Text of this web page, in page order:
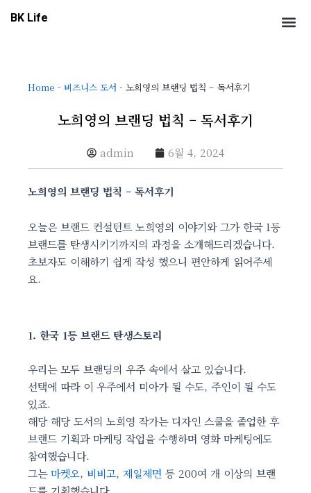
BK Life
Home - 비즈니스 도서 - 노희영의 브랜딩 법칙 – 독서후기
노희영의 브랜딩 법칙 – 독서후기
admin 6월 4, 2024
노희영의 브랜딩 법칙 – 독서후기
오늘은 브랜드 컨설턴트 노희영의 이야기와 그가 한국 1등
브랜드를 탄생시키기까지의 과정을 소개해드리겠습니다.
초보자도 이해하기 쉽게 작성 했으니 편안하게 읽어주세
요.
1. 한국 1등 브랜드 탄생스토리
우리는 모두 브랜딩의 우주 속에서 살고 있습니다.
선택에 따라 이 우주에서 미아가 될 수도, 주인이 될 수도
있죠.
해당 해당 도서의 노희영 작가는 디자인 스쿨을 졸업한 후
브랜드 기획과 마케팅 작업을 수행하며 영화 마케팅에도
참여했습니다.
그는마켓오, 비비고, 제일제면 등 200여 개 이상의 브랜